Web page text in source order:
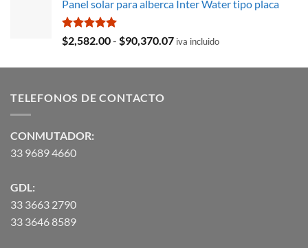
original
$35,369.97.
actual
$29,103.19.
Panel solar para alberca Inter Water tipo placa
Valorado
con
$2,582.00- $90,370.07Rango
precios:
iva incluido
TELEFONOS DE CONTACTO
CONMUTADOR:
33 9689 4660
GDL:
33 3663 2790
33 3646 8589